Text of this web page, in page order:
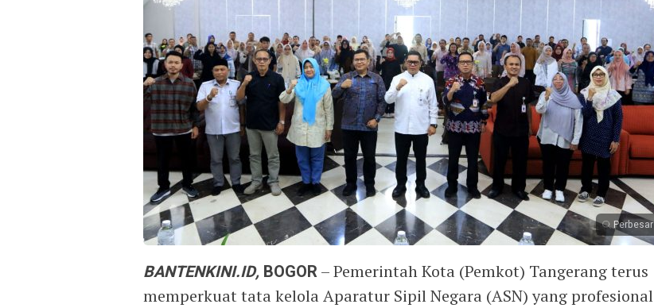
Perbesar
BANTENKINI.ID, BOGOR– Pemerintah Kota (Pemkot) Tangerang terus
memperkuat tata kelola Aparatur Sipil Negara (ASN) yang profesional